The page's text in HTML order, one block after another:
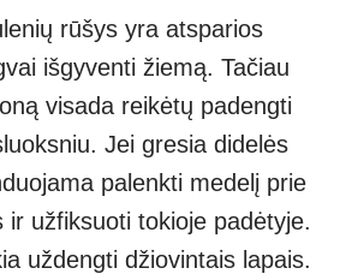
rūšys yra atsparios
išgyventi žiemą. Tačiau
visada reikėtų padengti
Jei gresia didelės
palenkti medelį prie
ir užfiksuoti tokioje padėtyje.
uždengti džiovintais lapais.